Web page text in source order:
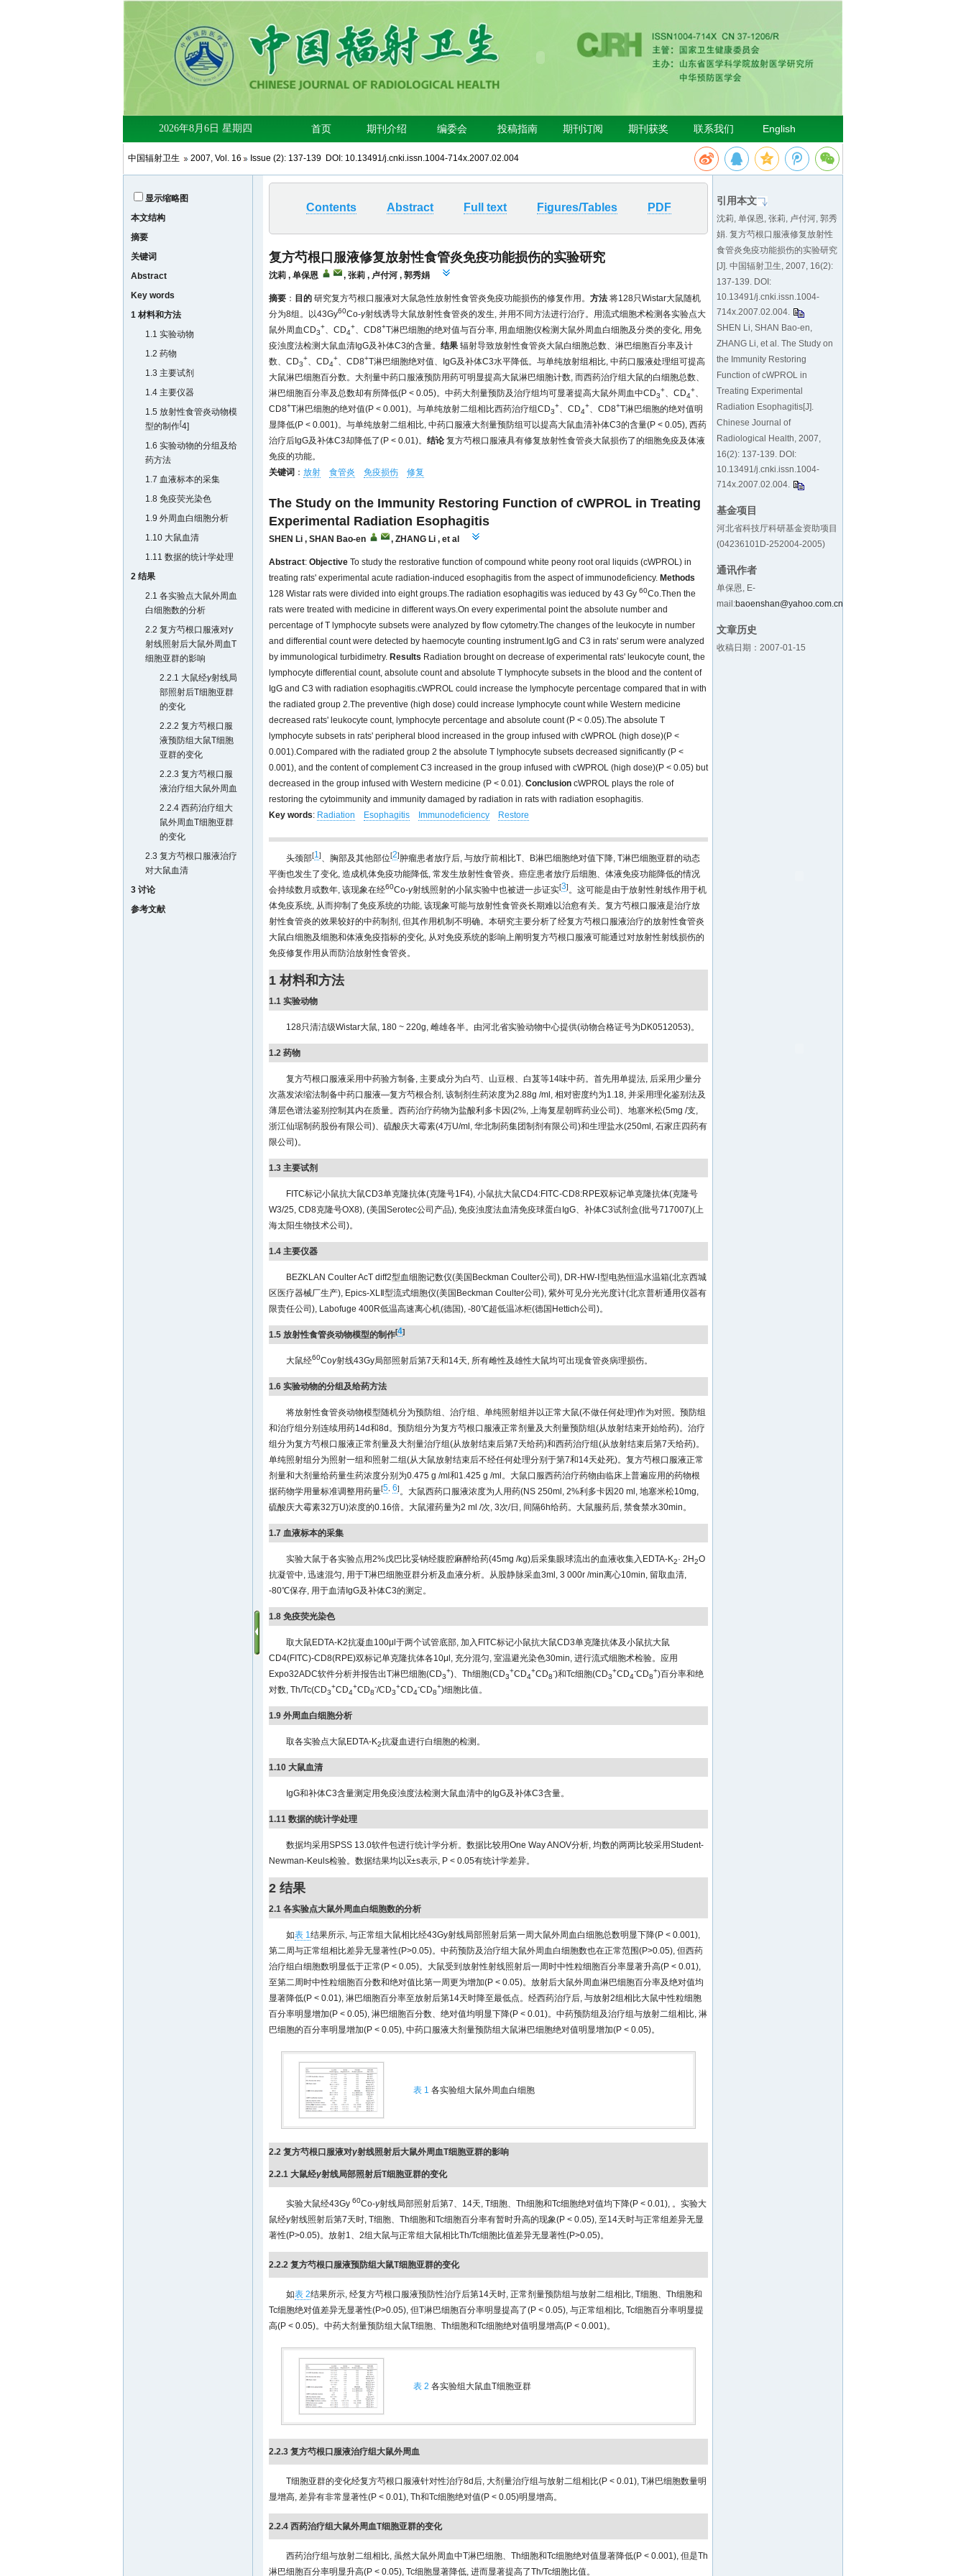
中国辐射卫生 2007, Vol. 16 Issue (2): 137-139 DOI: 10.13491/j.cnki.issn.1004-714x.2007.02.004
显示缩略图
本文结构
摘要
关键词
Abstract
Key words
1 材料和方法
1.1 实验动物
1.2 药物
1.3 主要试剂
1.4 主要仪器
1.5 放射性食管炎动物模
型的制作[4]
1.6 实验动物的分组及给
药方法
1.7 血液标本的采集
1.8 免疫荧光染色
1.9 外周血白细胞分析
1.10 大鼠血清
1.11 数据的统计学处理
2 结果
2.1 各实验点大鼠外周血
白细胞数的分析
2.2 复方芍根口服液对γ
射线照射后大鼠外周血T
细胞亚群的影响
2.2.1 大鼠经γ射线局
部照射后T细胞亚群
的变化
2.2.2 复方芍根口服
液预防组大鼠T细胞
亚群的变化
2.2.3 复方芍根口服
液治疗组大鼠外周血
2.2.4 西药治疗组大
鼠外周血T细胞亚群
的变化
2.3 复方芍根口服液治疗
对大鼠血清
3 讨论
参考文献
引用本文
沈莉, 单保恩, 张莉, 卢付河, 郭秀
娟. 复方芍根口服液修复放射性
食管炎免疫功能损伤的实验研究
[J]. 中国辐射卫生, 2007, 16(2):
137-139. DOI:
10.13491/j.cnki.issn.1004-
714x.2007.02.004.
SHEN Li, SHAN Bao-en,
ZHANG Li, et al. The Study on
the Immunity Restoring
Function of cWPROL in
Treating Experimental
Radiation Esophagitis[J].
Chinese Journal of
Radiological Health, 2007,
16(2): 137-139. DOI:
10.13491/j.cnki.issn.1004-
714x.2007.02.004.
基金项目
河北省科技厅科研基金资助项目
(04236101D-252004-2005)
通讯作者
单保恩, E-
mail:baoenshan@yahoo.com.cn
文章历史
收稿日期：2007-01-15
Contents Abstract Full text Figures/Tables PDF
复方芍根口服液修复放射性食管炎免疫功能损伤的实验研究
沈莉 , 单保恩 , 张莉 , 卢付河, 郭秀娟
摘要 ： 目的 研究复方芍根口服液对大鼠急性放射性食管炎免疫功能损伤的修复作用。 方法 将128只Wistar大鼠随机
分为8组。以43Gy60Co-γ射线诱导大鼠放射性食管炎的发生, 并用不同方法进行治疗。用流式细胞术检测各实验点大
鼠外周血CD3
+、CD4
+、CD8+T淋巴细胞的绝对值与百分率, 用血细胞仪检测大鼠外周血白细胞及分类的变化, 用免
疫浊度法检测大鼠血清IgG及补体C3的含量。 结果 辐射导致放射性食管炎大鼠白细胞总数、淋巴细胞百分率及计
数、CD3
+、CD4
+、CD8+T淋巴细胞绝对值、IgG及补体C3水平降低。与单纯放射组相比, 中药口服液处理组可提高
大鼠淋巴细胞百分数。大剂量中药口服液预防用药可明显提高大鼠淋巴细胞计数, 而西药治疗组大鼠的白细胞总数、
淋巴细胞百分率及总数却有所降低(P < 0.05)。中药大剂量预防及治疗组均可显著提高大鼠外周血中CD3
+、CD4
+、
CD8+T淋巴细胞的绝对值(P < 0.001)。与单纯放射二组相比西药治疗组CD3
+、CD4
+、CD8+T淋巴细胞的绝对值明
显降低(P < 0.001)。与单纯放射二组相比, 中药口服液大剂量预防组可以提高大鼠血清补体C3的含量(P < 0.05), 西药
治疗后IgG及补体C3却降低了(P < 0.01)。 结论 复方芍根口服液具有修复放射性食管炎大鼠损伤了的细胞免疫及体液
免疫的功能。
关键词 ： 放射 食管炎 免疫损伤 修复
The Study on the Immunity Restoring Function of cWPROL in Treating
Experimental Radiation Esophagitis
SHEN Li , SHAN Bao-en , ZHANG Li , et al
Abstract: Objective To study the restorative function of compound white peony root oral liquids (cWPROL) in
treating rats' experimental acute radiation-induced esophagitis from the aspect of immunodeficiency. Methods
128 Wistar rats were divided into eight groups.The radiation esophagitis was ieduced by 43 Gy 60Co.Then the
rats were treated with medicine in different ways.On every experimental point the absolute number and
percentage of T lymphocyte subsets were analyzed by flow cytometry.The changes of the leukocyte in number
and differential count were detected by haemocyte counting instrument.IgG and C3 in rats' serum were analyzed
by immunological turbidimetry. Results Radiation brought on decrease of experimental rats' leukocyte count, the
lymphocyte differential count, absolute count and absolute T lymphocyte subsets in the blood and the content of
IgG and C3 with radiation esophagitis.cWPROL could increase the lymphocyte percentage compared that in with
the radiated group 2.The preventive (high dose) could increase lymphocyte count while Western medicine
decreased rats' leukocyte count, lymphocyte percentage and absolute count (P < 0.05).The absolute T
lymphocyte subsets in rats' peripheral blood increased in the group infused with cWPROL (high dose)(P <
0.001).Compared with the radiated group 2 the absolute T lymphocyte subsets decreased significantly (P <
0.001), and the content of complement C3 increased in the group infused with cWPROL (high dose)(P < 0.05) but
decreased in the group infused with Western medicine (P < 0.01). Conclusion cWPROL plays the role of
restoring the cytoimmunity and immunity damaged by radiation in rats with radiation esophagitis.
Key words: Radiation Esophagitis Immunodeficiency Restore
头颈部[1]、胸部及其他部位[2]肿瘤患者放疗后, 与放疗前相比T、B淋巴细胞绝对值下降, T淋巴细胞亚群的动态
平衡也发生了变化, 造成机体免疫功能降低, 常发生放射性食管炎。癌症患者放疗后细胞、体液免疫功能降低的情况
会持续数月或数年, 该现象在经60Co-γ射线照射的小鼠实验中也被进一步证实[3]。这可能是由于放射性射线作用于机
体免疫系统, 从而抑制了免疫系统的功能, 该现象可能与放射性食管炎长期难以治愈有关。复方芍根口服液是治疗放
射性食管炎的效果较好的中药制剂, 但其作用机制不明确。本研究主要分析了经复方芍根口服液治疗的放射性食管炎
大鼠白细胞及细胞和体液免疫指标的变化, 从对免疫系统的影响上阐明复方芍根口服液可能通过对放射性射线损伤的
免疫修复作用从而防治放射性食管炎。
1 材料和方法
1.1 实验动物
128只清洁级Wistar大鼠, 180 ~ 220g, 雌雄各半。由河北省实验动物中心提供(动物合格证号为DK0512053)。
1.2 药物
复方芍根口服液采用中药验方制备, 主要成分为白芍、山豆根、白芨等14味中药。首先用单提法, 后采用少量分
次蒸发浓缩法制备中药口服液—复方芍根合剂, 该制剂生药浓度为2.88g /ml, 相对密度约为1.18, 并采用理化鉴别法及
薄层色谱法鉴别控制其内在质量。西药治疗药物为盐酸利多卡因(2%, 上海复星朝晖药业公司)、地塞米松(5mg /支,
浙江仙琚制药股份有限公司)、硫酸庆大霉素(4万U/ml, 华北制药集团制剂有限公司)和生理盐水(250ml, 石家庄四药有
限公司)。
1.3 主要试剂
FITC标记小鼠抗大鼠CD3单克隆抗体(克隆号1F4), 小鼠抗大鼠CD4:FITC-CD8:RPE双标记单克隆抗体(克隆号
W3/25, CD8克隆号OX8), (美国Serotec公司产品), 免疫浊度法血清免疫球蛋白IgG、补体C3试剂盒(批号717007)(上
海太阳生物技术公司)。
1.4 主要仪器
BEZKLAN Coulter AcT diff2型血细胞记数仪(美国Beckman Coulter公司), DR-HW-Ⅰ型电热恒温水温箱(北京西城
区医疗器械厂生产), Epics-XLⅡ型流式细胞仪(美国Beckman Coulter公司), 紫外可见分光光度计(北京普析通用仪器有
限责任公司), Labofuge 400R低温高速离心机(德国), -80℃超低温冰柜(德国Hettich公司)。
1.5 放射性食管炎动物模型的制作[4]
大鼠经60Coγ射线43Gy局部照射后第7天和14天, 所有雌性及雄性大鼠均可出现食管炎病理损伤。
1.6 实验动物的分组及给药方法
将放射性食管炎动物模型随机分为预防组、治疗组、单纯照射组并以正常大鼠(不做任何处理)作为对照。预防组
和治疗组分别连续用药14d和8d。预防组分为复方芍根口服液正常剂量及大剂量预防组(从放射结束开始给药)。治疗
组分为复方芍根口服液正常剂量及大剂量治疗组(从放射结束后第7天给药)和西药治疗组(从放射结束后第7天给药)。
单纯照射组分为照射一组和照射二组(从大鼠放射结束后不经任何处理分别于第7和14天处死)。复方芍根口服液正常
剂量和大剂量给药量生药浓度分别为0.475 g /ml和1.425 g /ml。大鼠口服西药治疗药物由临床上普遍应用的药物根
据药物学用量标准调整用药量[5, 6]。大鼠西药口服液浓度为人用药(NS 250ml, 2%利多卡因20 ml, 地塞米松10mg,
硫酸庆大霉素32万U)浓度的0.16倍。大鼠灌药量为2 ml /次, 3次/日, 间隔6h给药。大鼠服药后, 禁食禁水30min。
1.7 血液标本的采集
实验大鼠于各实验点用2%戊巴比妥钠经腹腔麻醉给药(45mg /kg)后采集眼球流出的血液收集入EDTA-K2· 2H2O
抗凝管中, 迅速混匀, 用于T淋巴细胞亚群分析及血液分析。从股静脉采血3ml, 3 000r /min离心10min, 留取血清,
-80℃保存, 用于血清IgG及补体C3的测定。
1.8 免疫荧光染色
取大鼠EDTA-K2抗凝血100μl于两个试管底部, 加入FITC标记小鼠抗大鼠CD3单克隆抗体及小鼠抗大鼠
CD4(FITC)-CD8(RPE)双标记单克隆抗体各10μl, 充分混匀, 室温避光染色30min, 进行流式细胞术检验。应用
Expo32ADC软件分析并报告出T淋巴细胞(CD3
+)、Th细胞(CD3
+CD4
+CD8
-)和Tc细胞(CD3
+CD4
-CD8
+)百分率和绝
对数, Th/Tc(CD3
+CD4
+CD8
-/CD3
+CD4
-CD8
+)细胞比值。
1.9 外周血白细胞分析
取各实验点大鼠EDTA-K2抗凝血进行白细胞的检测。
1.10 大鼠血清
IgG和补体C3含量测定用免疫浊度法检测大鼠血清中的IgG及补体C3含量。
1.11 数据的统计学处理
数据均采用SPSS 13.0软件包进行统计学分析。数据比较用One Way ANOV分析, 均数的两两比较采用Student-
Newman-Keuls检验。数据结果均以x±s表示, P < 0.05有统计学差异。
2 结果
2.1 各实验点大鼠外周血白细胞数的分析
如表 1结果所示, 与正常组大鼠相比经43Gy射线局部照射后第一周大鼠外周血白细胞总数明显下降(P < 0.001),
第二周与正常组相比差异无显著性(P>0.05)。中药预防及治疗组大鼠外周血白细胞数也在正常范围(P>0.05), 但西药
治疗组白细胞数明显低于正常(P < 0.05)。大鼠受到放射性射线照射后一周时中性粒细胞百分率显著升高(P < 0.01),
至第二周时中性粒细胞百分数和绝对值比第一周更为增加(P < 0.05)。放射后大鼠外周血淋巴细胞百分率及绝对值均
显著降低(P < 0.01), 淋巴细胞百分率至放射后第14天时降至最低点。经西药治疗后, 与放射2组相比大鼠中性粒细胞
百分率明显增加(P < 0.05), 淋巴细胞百分数、绝对值均明显下降(P < 0.01)。中药预防组及治疗组与放射二组相比, 淋
巴细胞的百分率明显增加(P < 0.05), 中药口服液大剂量预防组大鼠淋巴细胞绝对值明显增加(P < 0.05)。
表 1 各实验组大鼠外周血白细胞
2.2 复方芍根口服液对γ射线照射后大鼠外周血T细胞亚群的影响
2.2.1 大鼠经γ射线局部照射后T细胞亚群的变化
实验大鼠经43Gy 60Co-γ射线局部照射后第7、14天, T细胞、Th细胞和Tc细胞绝对值均下降(P < 0.01), 。实验大
鼠经γ射线照射后第7天时, T细胞、Th细胞和Tc细胞百分率有暂时升高的现象(P < 0.05), 至14天时与正常组差异无显
著性(P>0.05)。放射1、2组大鼠与正常组大鼠相比Th/Tc细胞比值差异无显著性(P>0.05)。
2.2.2 复方芍根口服液预防组大鼠T细胞亚群的变化
如表 2结果所示, 经复方芍根口服液预防性治疗后第14天时, 正常剂量预防组与放射二组相比, T细胞、Th细胞和
Tc细胞绝对值差异无显著性(P>0.05), 但T淋巴细胞百分率明显提高了(P < 0.05), 与正常组相比, Tc细胞百分率明显提
高(P < 0.05)。中药大剂量预防组大鼠T细胞、Th细胞和Tc细胞绝对值明显增高(P < 0.001)。
表 2 各实验组大鼠血T细胞亚群
2.2.3 复方芍根口服液治疗组大鼠外周血
T细胞亚群的变化经复方芍根口服液针对性治疗8d后, 大剂量治疗组与放射二组相比(P < 0.01), T淋巴细胞数量明
显增高, 差异有非常显著性(P < 0.01), Th和Tc细胞绝对值(P < 0.05)明显增高。
2.2.4 西药治疗组大鼠外周血T细胞亚群的变化
西药治疗组与放射二组相比, 虽然大鼠外周血中T淋巴细胞、Th细胞和Tc细胞绝对值显著降低(P < 0.001), 但是Th
淋巴细胞百分率明显升高(P < 0.05), Tc细胞显著降低, 进而显著提高了Th/Tc细胞比值。